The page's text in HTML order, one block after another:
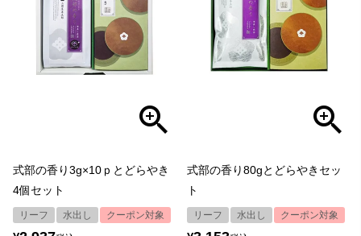
式部の香り3g×10ｐとどらやき
4個セット
リーフ 水出し クーポン対象
式部の香り80gとどらやきセッ
ト
リーフ 水出し クーポン対象